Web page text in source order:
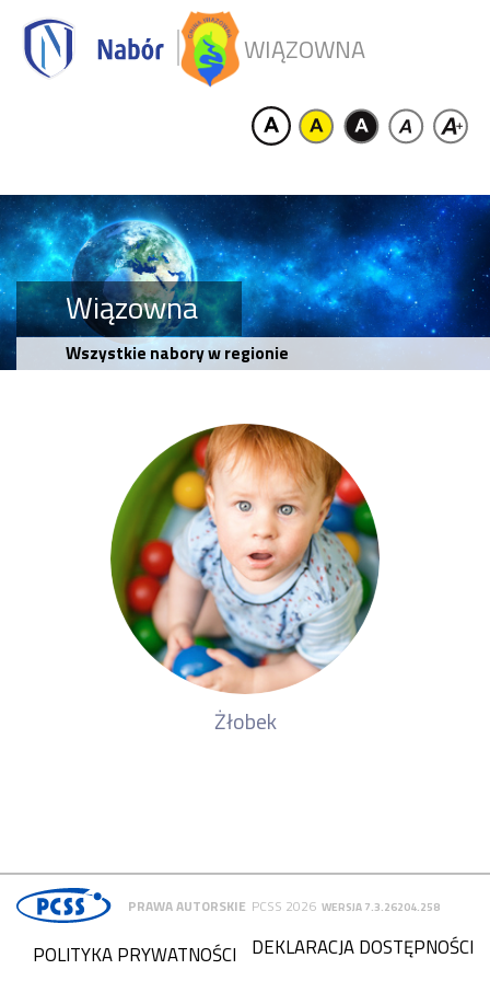
WIĄZOWNA
Wiązowna
Wszystkie nabory w regionie
Żłobek
PRAWA AUTORSKIE PCSS 2026 WERSJA 7.3.26204.258
DEKLARACJA DOSTĘPNOŚCI
POLITYKA PRYWATNOŚCI